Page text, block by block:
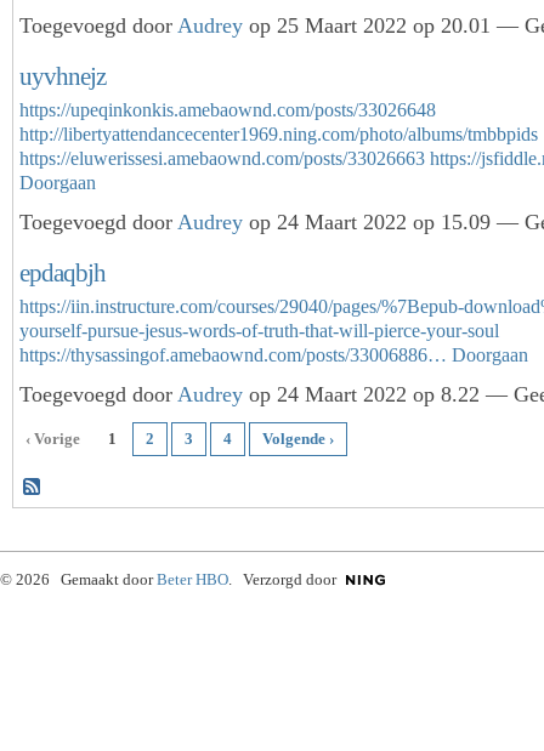
Toegevoegd door Audrey op 25 Maart 2022 op 20.01 —
uyvhnejz
https://upeqinkonkis.amebaownd.com/posts/33026648
http://libertyattendancecenter1969.ning.com/photo/albums/tmbbpids
https://eluwerissesi.amebaownd.com/posts/33026663 https://
Doorgaan
Toegevoegd door Audrey op 24 Maart 2022 op 15.09 —
epdaqbjh
https://iin.instructure.com/courses/29040/pages/%7Bepub-
yourself-pursue-jesus-words-of-truth-that-will-pierce-your-soul
https://thysassingof.amebaownd.com/posts/33006886… Doorgaan
Toegevoegd door Audrey op 24 Maart 2022 op 8.22 —
‹ Vorige 1 2 3 4 Volgende ›
© 2026 Gemaakt doorBeter HBO. Verzorgd door